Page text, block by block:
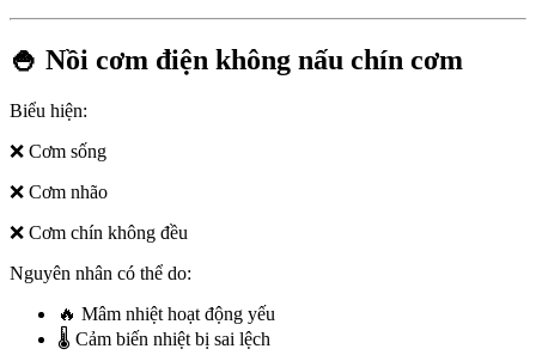
🍚 Nồi cơm điện không nấu chín cơm
Biểu hiện:
❌ Cơm sống
❌ Cơm nhão
❌ Cơm chín không đều
Nguyên nhân có thể do:
🔥 Mâm nhiệt hoạt động yếu
🌡️ Cảm biến nhiệt bị sai lệch